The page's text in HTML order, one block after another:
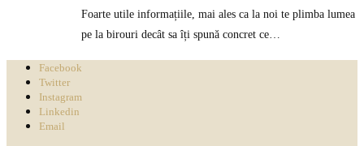
Foarte utile informațiile, mai ales ca la noi te plimba lumea
pe la birouri decât sa îți spună concret ce…
Facebook
Twitter
Instagram
Linkedin
Email